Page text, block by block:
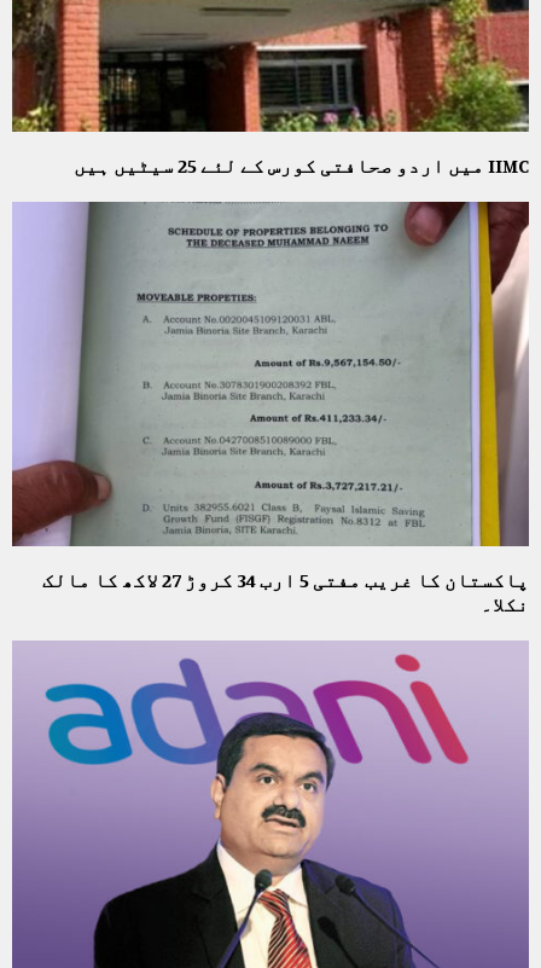
IIMC میں اردو صحافتی کورس کے لئے 25 سیٹیں ہیں
پاکستان کا غریب مفتی 5 ارب 34 کروڑ 27 لاکھ کا مالک
نکلا۔